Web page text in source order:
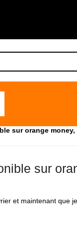
sur orange money,
sur
et maintenant que